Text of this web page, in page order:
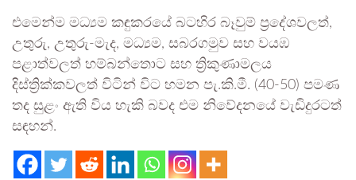
එමෙන්ම මධ්‍යම කඳුකරයේ බටහිර බෑවුම් ප්‍රදේශවලත්,
උතුරු, උතුරු-මැද, මධ්‍යම, සබරගමුව සහ වයඹ
පළාත්වලත් හම්බන්තොට සහ ත්‍රිකුණාමලය
දිස්ත්‍රික්කවලත් විටින් විට හමන පැ.කි.මී. (40-50) පමණ
තද සුළං ඇති විය හැකි බවද එම නිවේදනයේ වැඩිදුරටත්
සඳහන්.